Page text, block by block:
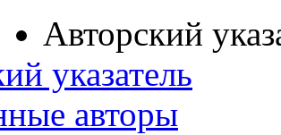
Авторский
указатель
авторы